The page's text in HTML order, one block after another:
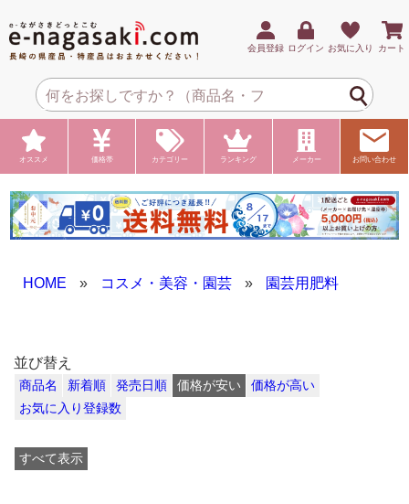
会員登録 ログイン お気に入り カート
オススメ 価格帯 カテゴリー ランキング メーカー お問い合わせ
HOME » コスメ・美容・園芸 » 園芸用肥料
並び替え
商品名 新着順 発売日順 価格が安い
価格が高い
お気に入り登録数
すべて表示